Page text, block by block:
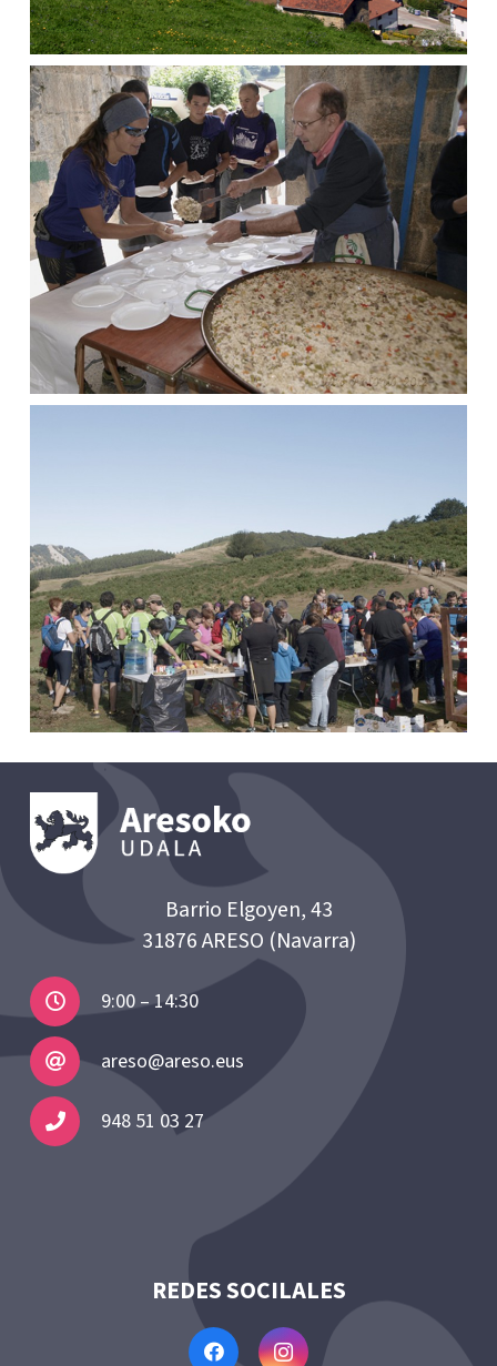
Barrio Elgoyen, 43
31876 ARESO (Navarra)
9:00 – 14:30
areso@areso.eus
948 51 03 27
REDES SOCILALES